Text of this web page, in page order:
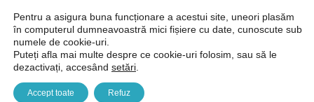
Cele mai spectaculoase plaje din insula Creta
Pentru a asigura buna funcționare a acestui site, uneori plasăm
în computerul dumneavoastră mici fișiere cu date, cunoscute sub
numele de cookie-uri.
Puteți afla mai multe despre ce cookie-uri folosim, sau să le
dezactivați, accesând setări
Accept toate Refuz